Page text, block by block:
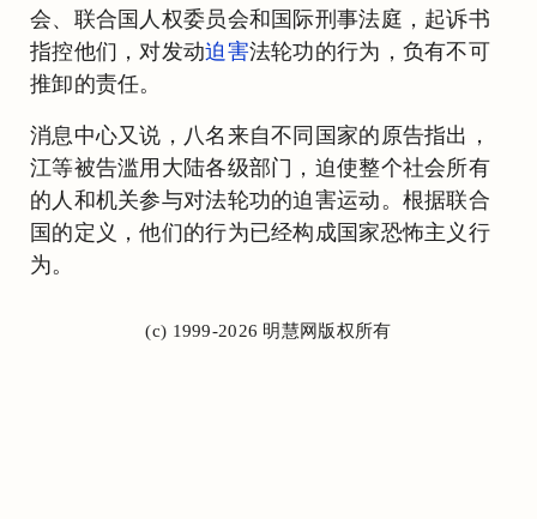
会、联合国人权委员会和国际刑事法庭，起诉书
指控他们，对发动迫害法轮功的行为，负有不可
推卸的责任。
消息中心又说，八名来自不同国家的原告指出，
江等被告滥用大陆各级部门，迫使整个社会所有
的人和机关参与对法轮功的迫害运动。根据联合
国的定义，他们的行为已经构成国家恐怖主义行
为。
(c) 1999-2026 明慧网版权所有